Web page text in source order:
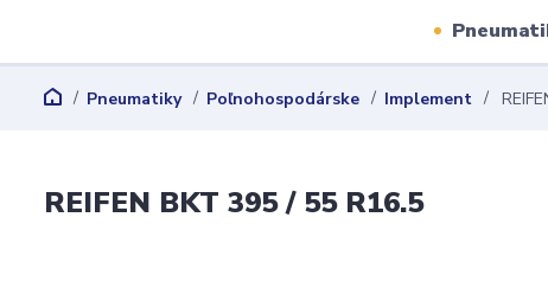
Pneumatiky Poľnohospodárske Implement
REIFEN BKT 395 / 55 R16.5